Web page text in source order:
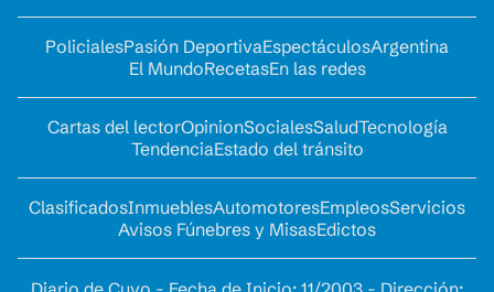
PolicialesPasión DeportivaEspectáculosArgentina
El MundoRecetasEn las redes
Cartas del lectorOpinionSocialesSaludTecnología
TendenciaEstado del tránsito
ClasificadosInmueblesAutomotoresEmpleosServicios
Avisos Fúnebres y MisasEdictos